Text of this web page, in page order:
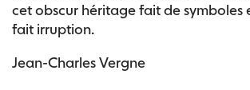
cet obscur héritage fait de symboles
fait irruption.
Jean-Charles Vergne